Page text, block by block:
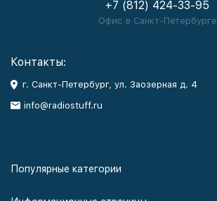
+7 (812) 424-33-95
Офис в Санкт-Петербурге
Контакты:
г. Санкт-Петербург, ул. Заозерная д. 4
info@radiostuff.ru
Популярные категории